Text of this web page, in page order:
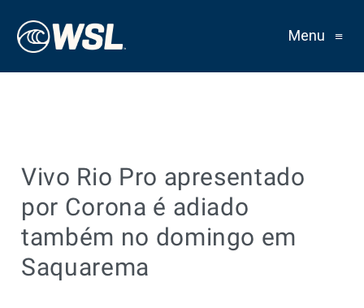
Menu ≡
Vivo Rio Pro apresentado
por Corona é adiado
também no domingo em
Saquarema